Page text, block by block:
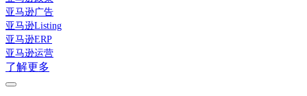
亚马逊广告
亚马逊Listing
亚马逊ERP
亚马逊运营
了解更多